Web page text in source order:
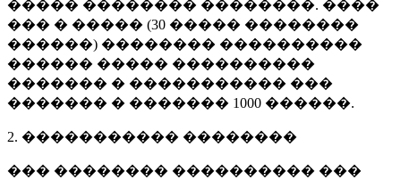
����� �������� ��������. ����
��� � ����� (30 ����� ��������
������) �������� ����������
������ ����� ����������
������� � ����������� ���
������� � ������� 1000 ������.
2. ����������� ��������
��� �������� ���������� ���